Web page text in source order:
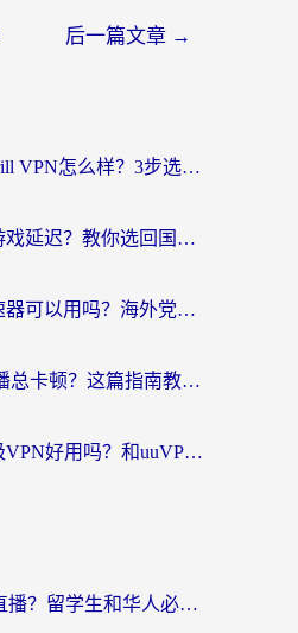
后一篇文章 →
海外党必看：Astrill VPN怎么样？3步选对回国加速器实现无缝刷剧玩游戏
海外追剧卡顿、游戏延迟？教你选回国加速器，附免费加速器试用一小时福利
国外连回国内加速器可以用吗？海外党亲测实用指南，解决追剧游戏卡顿难题
海外看CCTV5直播总卡顿？这篇指南教你选对回国加速器，无缝刷国内资源
海外党必看：云极VPN好用吗？和uuVPN对比哪个回国效果更好？附真实体验+避坑指南
海外如何看CBA直播？留学生和华人必看的无卡顿观赛指南